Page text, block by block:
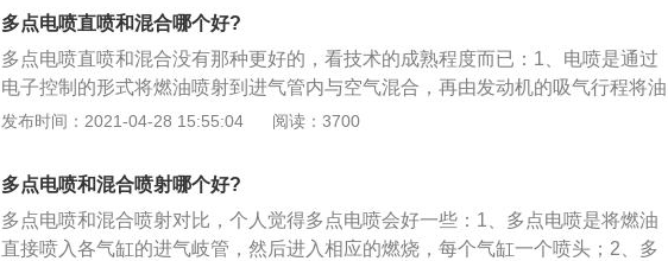
接的喷入气缸；2、混合喷射是结合了进气支管喷射和缸内直喷二种技术，在发
动机处在低速档运转的时候会运用进气支管喷射，而发动机高速旋转时就选用缸
内直喷。缸内直喷的优势是汽油可以直接的喷入到气缸，因此可以防止汽油黏附
在进气支管上。与此同时还能提升发动机的功率。缺陷是由于汽油可以直接的喷
入气缸，因此留下给汽油和空气完全混合的时间会大大减少，进而造成混合气体
结合了各类的优点，当然也不会没有缺点。据部分车主的反映，混合喷射相比于
缸内直喷的积碳情况已经有所降低，要是当发觉混合喷射积碳更明显了既要查看
一下平时用到油品的质量或喷油嘴是否故障等等。由于混合喷射是根据工况去决
多点电喷直喷和混合哪个好?
多点电喷直喷和混合没有那种更好的，看技术的成熟程度而已：1、电喷是通过
电子控制的形式将燃油喷射到进气管内与空气混合，再由发动机的吸气行程将油
气混合气吸入缸内；2、缸内直喷是喷油嘴从进气歧管被移到了汽缸内部，因此
量；3、由于油、气的混合空间、时间都相当短暂，因此缸内直喷系统必须依靠
高压将燃油从喷油嘴压入汽缸，以达到高度雾化的效果。
发布时间：2021-04-28 15:55:04 阅读：3700
多点电喷和混合喷射哪个好?
多点电喷和混合喷射对比，个人觉得多点电喷会好一些：1、多点电喷是将燃油
直接喷入各气缸的进气岐管，然后进入相应的燃烧，每个气缸一个喷头；2、多